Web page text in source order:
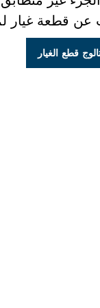
عن قطعة غيار
قطع الغيار